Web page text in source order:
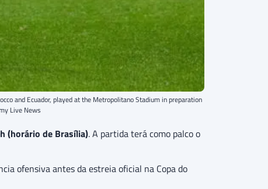
and Ecuador, played at the Metropolitano Stadium in preparation
Live News
(horário de Brasília). A partida terá como palco o
ofensiva antes da estreia oficial na Copa do